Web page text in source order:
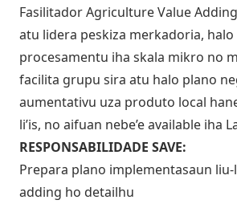
Fasilitador Agriculture Value
atu lidera peskiza merkadoria,
procesamentu iha skala mikro no
facilita grupu sira atu halo plano
aumentativu uza produto local
li’is, no aifuan nebe’e available iha
RESPONSABILIDADE SAVE:
Prepara plano implementasaun
adding ho detailhu